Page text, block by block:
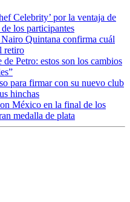
Celebrity’ por la ventaja de
los participantes
Quintana confirma cuál
retiro
Petro: estos son los cambios
para firmar con su nuevo club
hinchas
México en la final de los
medalla de plata